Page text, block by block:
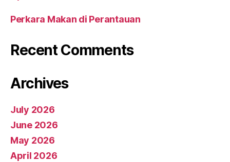
Perkara Makan di Perantauan
Recent Comments
Archives
July 2026
June 2026
May 2026
April 2026